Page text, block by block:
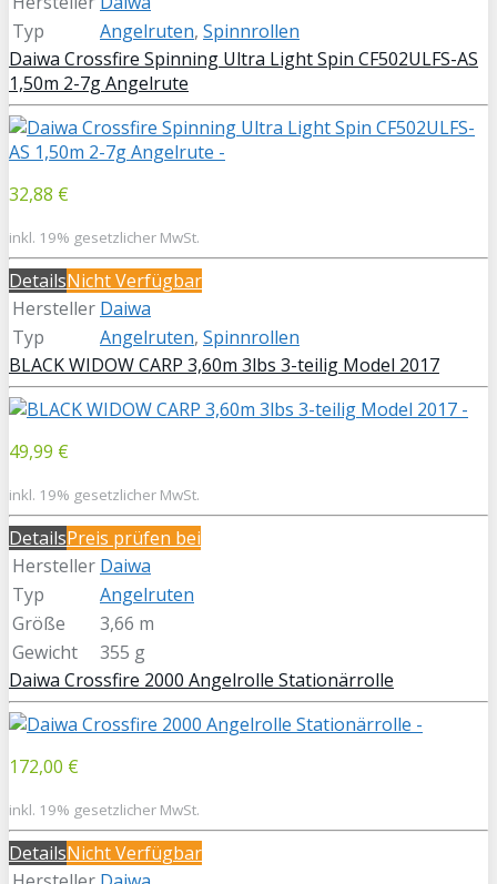
Typ
Angelruten, Spinnrollen
Daiwa Crossfire Spinning Ultra Light Spin CF502ULFS-AS
1,50m 2-7g Angelrute
32,88 €
inkl. 19% gesetzlicher MwSt.
DetailsNicht Verfügbar
Hersteller Daiwa
Typ
Angelruten, Spinnrollen
BLACK WIDOW CARP 3,60m 3lbs 3-teilig Model 2017
49,99 €
inkl. 19% gesetzlicher MwSt.
DetailsPreis prüfen bei
Hersteller Daiwa
Typ
Angelruten
Größe
3,66 m
Gewicht
355 g
Daiwa Crossfire 2000 Angelrolle Stationärrolle
172,00 €
inkl. 19% gesetzlicher MwSt.
DetailsNicht Verfügbar